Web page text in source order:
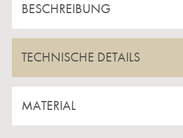
BESCHREIBUNG
TECHNISCHE DETAILS
MATERIAL